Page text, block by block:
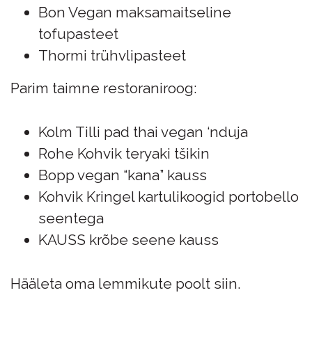
Bon Vegan maksamaitseline
tofupasteet
Thormi trühvlipasteet
Parim taimne restoraniroog:
Kolm Tilli pad thai vegan ‘nduja
Rohe Kohvik teryaki tšikin
Bopp vegan “kana” kauss
Kohvik Kringel kartulikoogid portobello
seentega
KAUSS krõbe seene kauss
Hääleta oma lemmikute poolt siin.